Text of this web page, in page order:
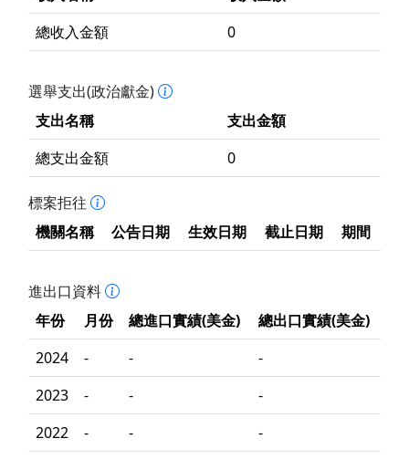
總收入金額
0
選舉支出(政治獻金)
支出名稱
支出金額
總支出金額
0
標案拒往
機關名稱
公告日期 生效日期 截止日期 期間
進出口資料
年份
月份 總進口實績(美金)
總出口實績(美金)
2024
- -
-
2023
- -
-
2022
- -
-